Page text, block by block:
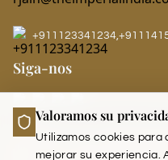
+911123341234,
Siga-nos
LEADERS CLUB - THE
Valoramos su
Utilizamos cookies
mejorar su experiencia.